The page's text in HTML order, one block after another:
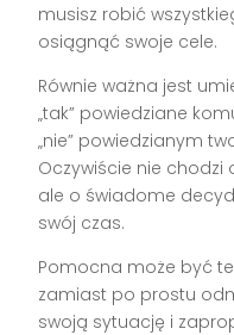
musisz robić
osiągnąć swoje cele.
Równie ważna jest
„tak” powiedziane
„nie” powiedzianym
Oczywiście nie chodzi
ale o świadome
swój czas.
Pomocna może być
zamiast po prostu
swoją sytuację i